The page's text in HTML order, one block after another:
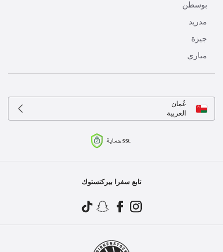
بوسطن
مدريد
جيزة
مياري
عُمان
العربية
تابع سفرا بيركنستوك